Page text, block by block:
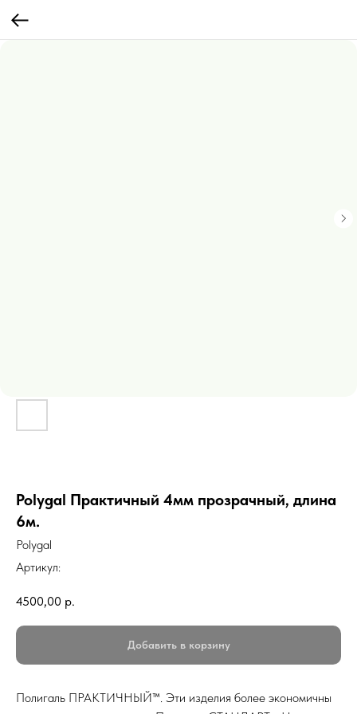
Polygal Практичный 4мм прозрачный, длина
6м.
Polygal
Артикул:
4500,00 р.
Добавить в корзину
Полигаль ПРАКТИЧНЫЙ™. Эти изделия более экономичны